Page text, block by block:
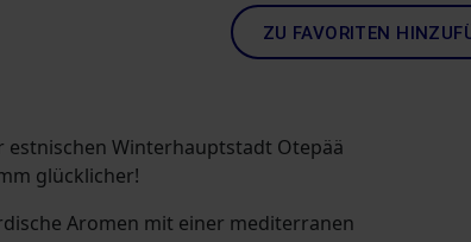
ZU FAVORITEN
estnischen Winterhauptstadt Otepää
glücklicher!
Aromen mit einer mediterranen